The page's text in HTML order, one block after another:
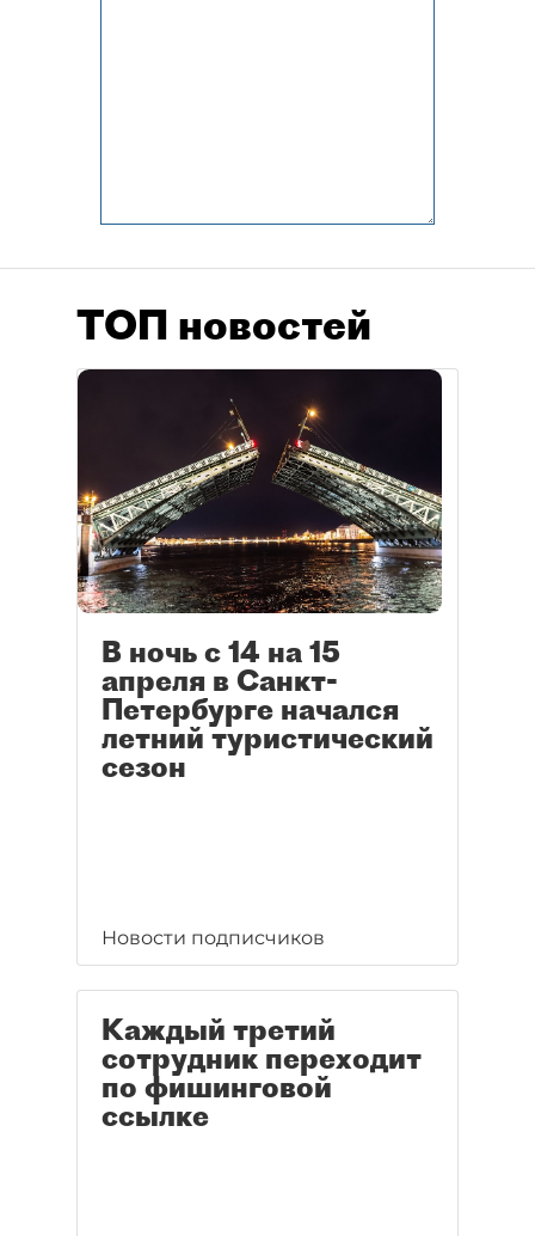
ТОП новостей
В ночь с 14 на 15
апреля в Санкт-
Петербурге начался
летний туристический
сезон
Новости подписчиков
Каждый третий
сотрудник переходит
по фишинговой
ссылке